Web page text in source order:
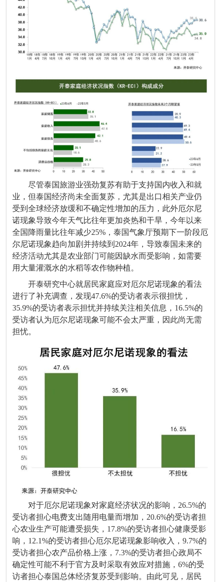
尽管泰国旅游业强劲复苏有助于支持国内收入和就
业，但泰国经济尚未全面复苏，尤其是出口相关产业仍
受到全球经济放缓和不确定性增加的压力，此外厄尔尼
诺现象导致今年天气比往年更加炎热和干旱，今年以来
全国降雨量比往年减少25%，泰国气象厅预期下一阶段厄
尔尼诺现象趋向加剧并持续到2024年，导致泰国未来的
经济活动尤其是农业部门可能因缺水而受影响，如需要
用大量灌溉水的水稻等农作物种植。
开泰研究中心就居民家庭应对厄尔尼诺现象的看法
进行了补充调查，发现47.6%的受访者表示很担忧，
35.9%的受访者表示担忧并持续关注相关信息，16.5%的
受访者认为厄尔尼诺现象可能不会太严重，因此尚无需
担忧。
对于厄尔尼诺现象对家庭经济状况的影响，26.5%的
受访者担心电费支出随用电量而增加，20.6%的受访者担
心农业生产可能遭受损失，17.8%的受访者担心健康受影
响，12.1%的受访者担心厄尔尼诺现象影响收入，9.7%的
受访者担心农产品价格上涨，7.3%的受访者担心政局不
确定性可能不利于官方及时采取有效应对措施，6%的受
访者担心泰国总体经济复苏受到影响。由此可见，居民